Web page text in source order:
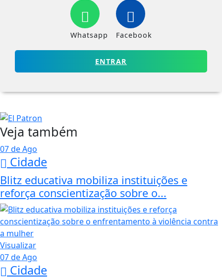
Whatsapp Facebook
ENTRAR
Veja também
07 de Ago
Cidade
Blitz educativa mobiliza instituições e
reforça conscientização sobre o...
Visualizar
07 de Ago
Cidade